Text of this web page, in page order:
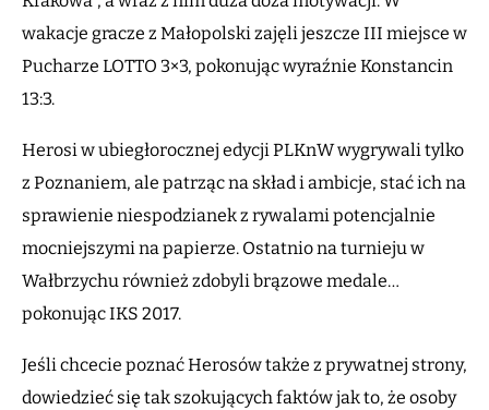
wakacje gracze z Małopolski zajęli jeszcze III miejsce w
Pucharze LOTTO 3×3, pokonując wyraźnie Konstancin
13:3.
Herosi w ubiegłorocznej edycji PLKnW wygrywali tylko
z Poznaniem, ale patrząc na skład i ambicje, stać ich na
sprawienie niespodzianek z rywalami potencjalnie
mocniejszymi na papierze. Ostatnio na turnieju w
Wałbrzychu również zdobyli brązowe medale…
pokonując IKS 2017.
Jeśli chcecie poznać Herosów także z prywatnej strony,
dowiedzieć się tak szokujących faktów jak to, że osoby